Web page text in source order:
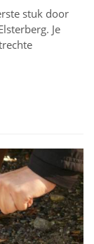
stuk door
Je